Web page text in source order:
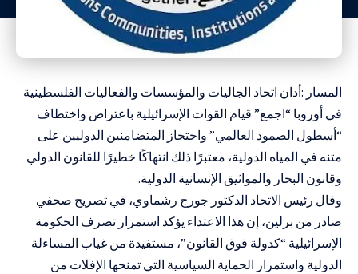
المسار :أدان اتحاد الجاليات والمؤسسات والفعاليات الفلسطينية
في أوروبا “اجمع” قيام القوات الإسرائيلية باعتراض واختطاف
“أسطول الصمود العالمي” واحتجاز المتضامنين الدوليين على
متنه في المياه الدولية، معتبرًا ذلك انتهاكًا خطيرًا للقانون الدولي
وقانون البحار والمواثيق الإنسانية الدولية.
وقال رئيس الاتحاد الدكتور جورج رشماوي، في تصريح صحفي
صادر من برلين، إن هذا الاعتداء يؤكد استمرار تصرف الحكومة
الإسرائيلية “كدولة فوق القانون”، مستفيدة من غياب المساءلة
الدولية واستمرار الحماية السياسية التي تمنحها الإفلات من